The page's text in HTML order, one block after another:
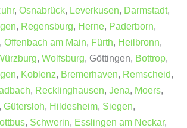
, Osnabrück, Leverkusen, Darmstadt,
, Regensburg, Herne, Paderborn,
, Offenbach am Main, Fürth, Heilbronn,
, Wolfsburg, Göttingen, Bottrop,
, Koblenz, Bremerhaven, Remscheid,
, Recklinghausen, Jena, Moers,
, Gütersloh, Hildesheim, Siegen,
, Schwerin, Esslingen am Neckar,